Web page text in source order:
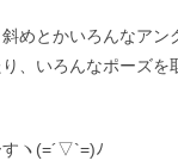
めとかいろんなアン
、いろんなポーズ
ヽ(=´▽`=)ﾉ